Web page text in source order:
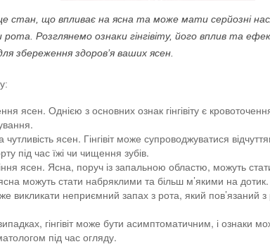
це стан, що впливає на ясна та може мати серйозні
рота. Розглянемо ознаки гінгівіту, його вплив та
збереження здоров’я ваших ясен.
ясен. Однією з основних ознак гінгівіту є
ясен. Гінгівіт може супроводжуватися
під час їжі чи чищення зубів.
ясен. Ясна, поруч із запальною областю, можуть
можуть стати набряклими та більш м’якими на дотик.
викликати неприємний запах з рота, який пов’язаний
гінгівіт може бути асимптоматичним, і ознаки
під час огляду.